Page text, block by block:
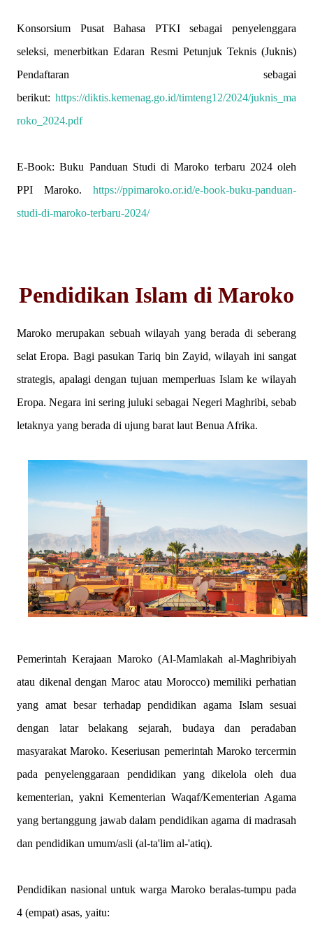
Konsorsium Pusat Bahasa PTKI sebagai penyelenggara
seleksi, menerbitkan Edaran Resmi Petunjuk Teknis (Juknis)
Pendaftaran sebagai
berikut: https://diktis.kemenag.go.id/timteng12/2024/juknis_ma
roko_2024.pdf
E-Book: Buku Panduan Studi di Maroko terbaru 2024 oleh
PPI Maroko. https://ppimaroko.or.id/e-book-buku-panduan-
studi-di-maroko-terbaru-2024/
Pendidikan Islam di Maroko
Maroko merupakan sebuah wilayah yang berada di seberang
selat Eropa. Bagi pasukan Tariq bin Zayid, wilayah ini sangat
strategis, apalagi dengan tujuan memperluas Islam ke wilayah
Eropa. Negara ini sering juluki sebagai Negeri Maghribi, sebab
letaknya yang berada di ujung barat laut Benua Afrika.
Pemerintah Kerajaan Maroko (Al-Mamlakah al-Maghribiyah
atau dikenal dengan Maroc atau Morocco) memiliki perhatian
yang amat besar terhadap pendidikan agama Islam sesuai
dengan latar belakang sejarah, budaya dan peradaban
masyarakat Maroko. Keseriusan pemerintah Maroko tercermin
pada penyelenggaraan pendidikan yang dikelola oleh dua
kementerian, yakni Kementerian Waqaf/Kementerian Agama
yang bertanggung jawab dalam pendidikan agama di madrasah
dan pendidikan umum/asli (al-ta'lim al-'atiq).
Pendidikan nasional untuk warga Maroko beralas-tumpu pada
4 (empat) asas, yaitu: